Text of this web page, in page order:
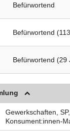
Befürwortend
Befürwortend
Befürwortend (29
Gewerkschaften,
Konsument:innen-